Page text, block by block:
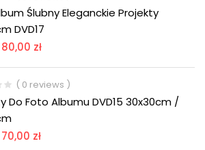
Ślubny Eleganckie Projekty
DVD17
80,00 zł
( 0 reviews )
Do Foto Albumu DVD15 30x30cm /
70,00 zł